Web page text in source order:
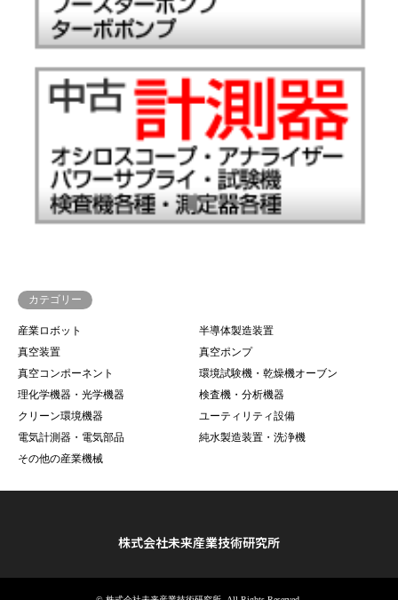
カテゴリー
産業ロボット
半導体製造装置
真空装置
真空ポンプ
真空コンポーネント
環境試験機・乾燥機オーブン
理化学機器・光学機器
検査機・分析機器
クリーン環境機器
ユーティリティ設備
電気計測器・電気部品
純水製造装置・洗浄機
その他の産業機械
株式会社未来産業技術研究所